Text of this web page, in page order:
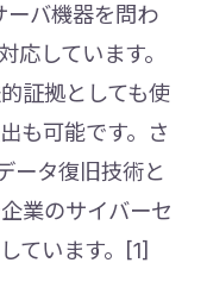
ーバ機器を問わ
応しています。
証拠としても使
も可能です。さ
ータ復旧技術と
業のサイバーセ
ています。[1]